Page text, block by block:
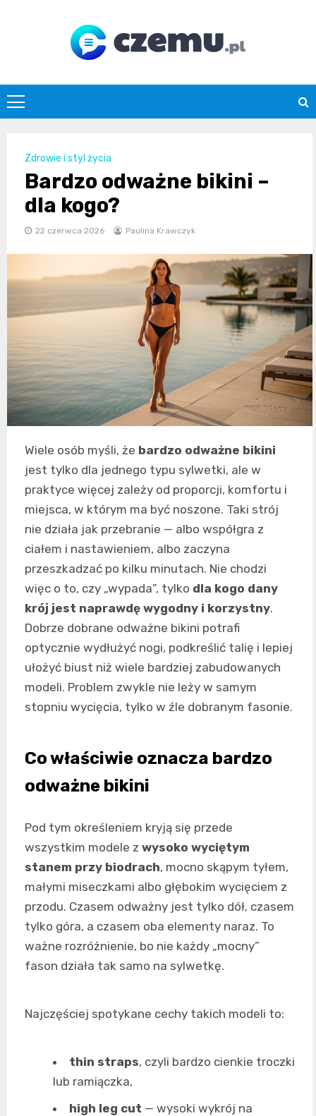
czemu.pl
Zdrowie i styl życia
Bardzo odważne bikini –
dla kogo?
22 czerwca 2026 Paulina Krawczyk
Wiele osób myśli, że bardzo odważne bikini
jest tylko dla jednego typu sylwetki, ale w
praktyce więcej zależy od proporcji, komfortu i
miejsca, w którym ma być noszone. Taki strój
nie działa jak przebranie — albo współgra z
ciałem i nastawieniem, albo zaczyna
przeszkadzać po kilku minutach. Nie chodzi
więc o to, czy „wypada”, tylko dla kogo dany
krój jest naprawdę wygodny i korzystny.
Dobrze dobrane odważne bikini potrafi
optycznie wydłużyć nogi, podkreślić talię i lepiej
ułożyć biust niż wiele bardziej zabudowanych
modeli. Problem zwykle nie leży w samym
stopniu wycięcia, tylko w źle dobranym fasonie.
Co właściwie oznacza bardzo
odważne bikini
Pod tym określeniem kryją się przede
wszystkim modele z wysoko wyciętym
stanem przy biodrach, mocno skąpym tyłem,
małymi miseczkami albo głębokim wycięciem z
przodu. Czasem odważny jest tylko dół, czasem
tylko góra, a czasem oba elementy naraz. To
ważne rozróżnienie, bo nie każdy „mocny”
fason działa tak samo na sylwetkę.
Najczęściej spotykane cechy takich modeli to:
thin straps, czyli bardzo cienkie troczki
lub ramiączka,
high leg cut — wysoki wykrój na